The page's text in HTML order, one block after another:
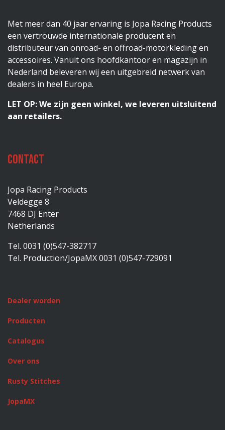
Met meer dan 40 jaar ervaring is Jopa Racing Products
een vertrouwde internationale producent en
distributeur van onroad- en offroad-motorkleding en
accessoires. Vanuit ons hoofdkantoor en magazijn in
Nederland beleveren wij een uitgebreid netwerk van
dealers in heel Europa.
LET OP: We zijn geen winkel, we leveren uitsluitend
aan retailers.
Contact
Jopa Racing Products
Veldegge 8
7468 DJ Enter
Netherlands
Tel. 0031 (0)547-382717
Tel. Production/JopaMX 0031 (0)547-729091
Dealer worden
Producten
Catalogus
Over ons
Rusty Stitches
JopaMX